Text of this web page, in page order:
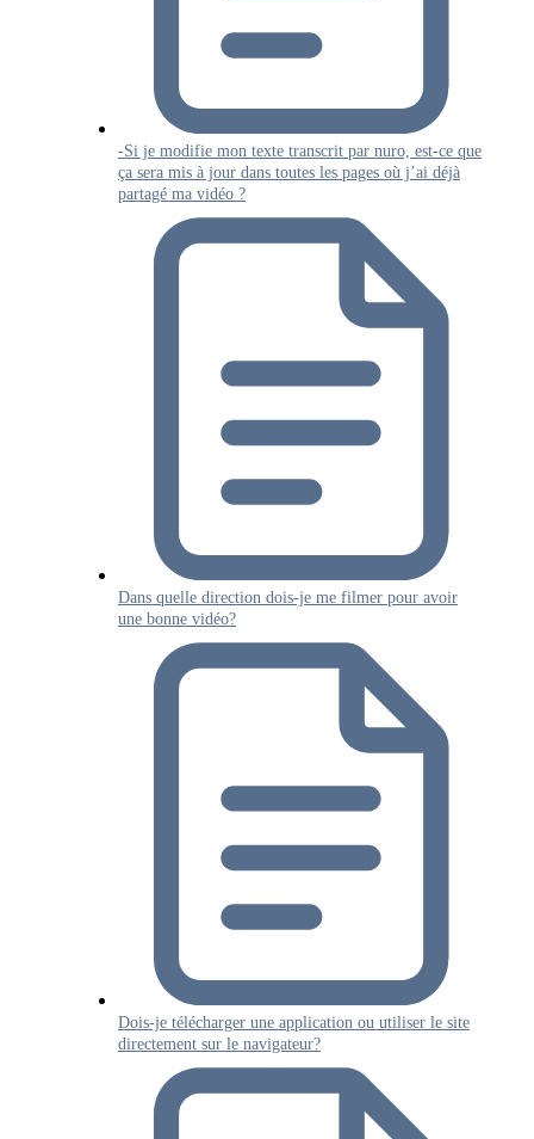
-Si je modifie mon texte transcrit par nuro, est-ce que
ça sera mis à jour dans toutes les pages où j’ai déjà
partagé ma vidéo ?
Dans quelle direction dois-je me filmer pour avoir
une bonne vidéo?
Dois-je télécharger une application ou utiliser le site
directement sur le navigateur?